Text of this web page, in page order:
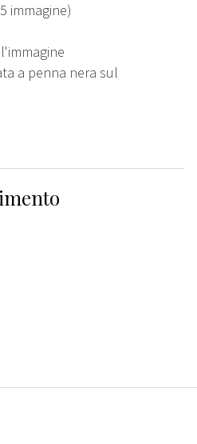
immagine)
a penna nera sul